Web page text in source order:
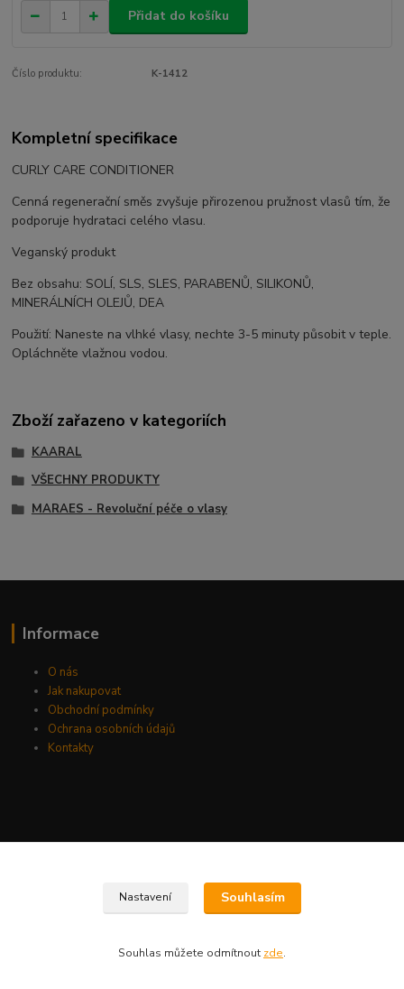
Přidat do košíku
Číslo produktu: K-1412
Kompletní specifikace
CURLY CARE CONDITIONER
Cenná regenerační směs zvyšuje přirozenou pružnost vlasů tím, že
podporuje hydrataci celého vlasu.
Veganský produkt
Bez obsahu: SOLÍ, SLS, SLES, PARABENŮ, SILIKONŮ,
MINERÁLNÍCH OLEJŮ, DEA
Použití: Naneste na vlhké vlasy, nechte 3-5 minuty působit v teple.
Opláchněte vlažnou vodou.
Zboží zařazeno v kategoriích
KAARAL
VŠECHNY PRODUKTY
MARAES - Revoluční péče o vlasy
Informace
O nás
Jak nakupovat
Obchodní podmínky
Ochrana osobních údajů
Kontakty
Nastavení Souhlasím
Souhlas můžete odmítnout zde.